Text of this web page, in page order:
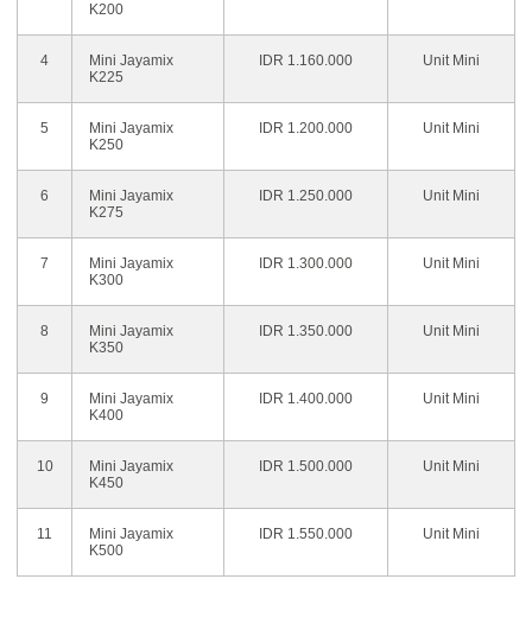
K200
4
Mini Jayamix
K225
IDR 1.160.000 Unit Mini
5
Mini Jayamix
K250
IDR 1.200.000 Unit Mini
6
Mini Jayamix
K275
IDR 1.250.000 Unit Mini
7
Mini Jayamix
K300
IDR 1.300.000 Unit Mini
8
Mini Jayamix
K350
IDR 1.350.000 Unit Mini
9
Mini Jayamix
K400
IDR 1.400.000 Unit Mini
10
Mini Jayamix
K450
IDR 1.500.000 Unit Mini
11
Mini Jayamix
K500
IDR 1.550.000 Unit Mini